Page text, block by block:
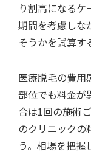
り割高になるケ
期間を考慮しな
そうかを試算す
医療脱毛の費用
部位でも料金が
合は1回の施術
のクリニックの
う。相場を把握